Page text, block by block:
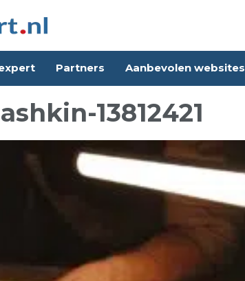
Partners Aanbevolen websites
13812421